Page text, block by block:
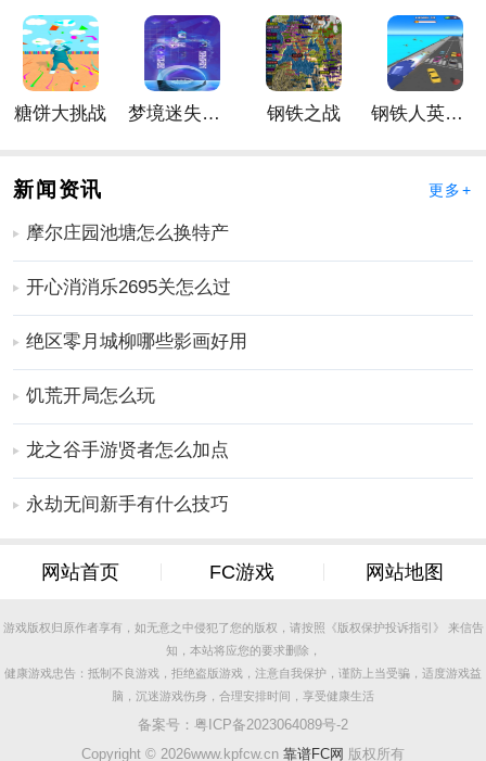
清。
4、随着不断地升级更多的内容将会解锁将你的木筏建造
成为最坚固的海上壁垒通过所有难关。
5、闯关在各个的体验各种的乐趣中的玩法乐趣都很有意
更多好玩的手游，请持续关注
糖饼大挑战 梦境迷失星辰 钢铁之战 钢铁人英雄3D
新闻资讯 更多+
摩尔庄园池塘怎么换特产
开心消消乐2695关怎么过
绝区零月城柳哪些影画好用
饥荒开局怎么玩
龙之谷手游贤者怎么加点
永劫无间新手有什么技巧
网站首页 FC游戏 网站地图
游戏版权归原作者享有，如无意之中侵犯了您的版权，请按照《版权保护投诉指引》 来信告
知，本站将应您的要求删除，
健康游戏忠告：抵制不良游戏，拒绝盗版游戏，注意自我保护，谨防上当受骗，适度游戏益
脑，沉迷游戏伤身，合理安排时间，享受健康生活
备案号： 粤ICP备2023064089号-2
Copyright © 2026www.kpfcw.cn 靠谱FC网 版权所有